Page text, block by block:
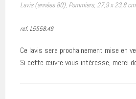
Lavis (années 80), Pommiers, 27,9 x 23,8 cm
ref. L5558.49
Ce lavis sera prochainement mise en
Si cette œuvre vous intéresse, merci